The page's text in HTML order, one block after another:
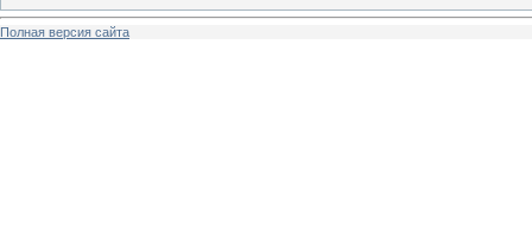
Полная версия сайта